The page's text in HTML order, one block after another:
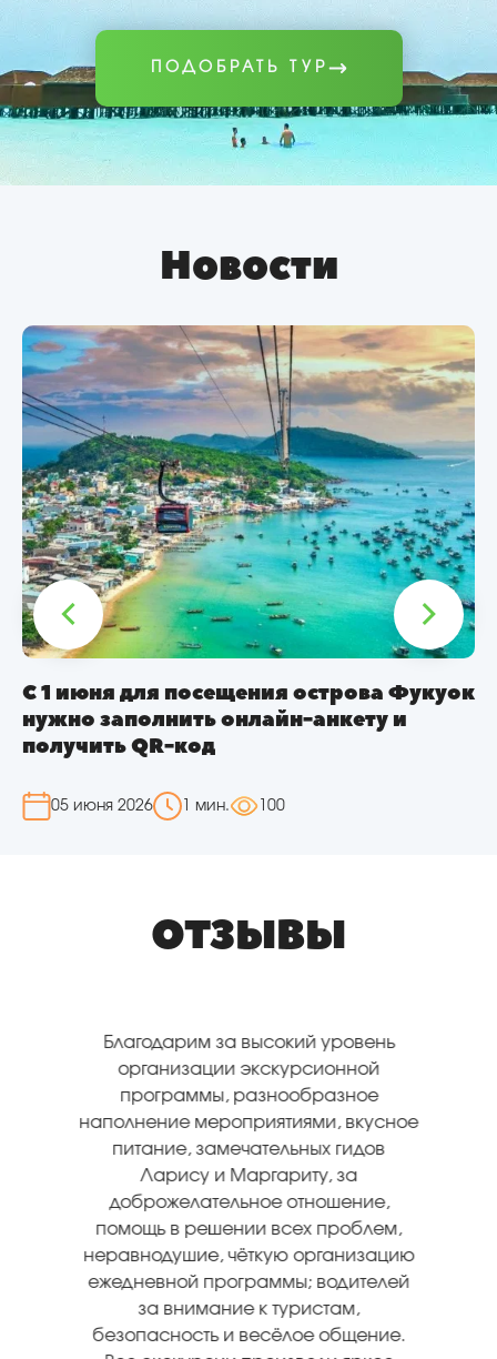
ПОДОБРАТЬ ТУР
Новости
С 27 октября 2026 года Шри-Ланка
вновь в расписании «Белавиа»
ОТЗЫВЫ
Благодарим за высокий уровень
организации экскурсионной
программы, разнообразное
наполнение мероприятиями, вкусное
питание, замечательных гидов
Ларису и Маргариту, за
доброжелательное отношение,
помощь в решении всех проблем,
неравнодушие, чёткую организацию
ежедневной программы; водителей
за внимание к туристам,
безопасность и весёлое общение.